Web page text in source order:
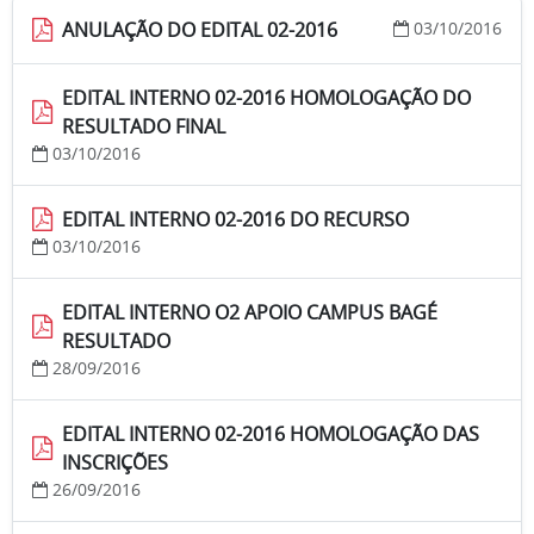
ANULAÇÃO DO EDITAL 02-2016 03/10/2016
EDITAL INTERNO 02-2016 HOMOLOGAÇÃO DO
RESULTADO FINAL
03/10/2016
EDITAL INTERNO 02-2016 DO RECURSO
03/10/2016
EDITAL INTERNO O2 APOIO CAMPUS BAGÉ
RESULTADO
28/09/2016
EDITAL INTERNO 02-2016 HOMOLOGAÇÃO DAS
INSCRIÇÕES
26/09/2016